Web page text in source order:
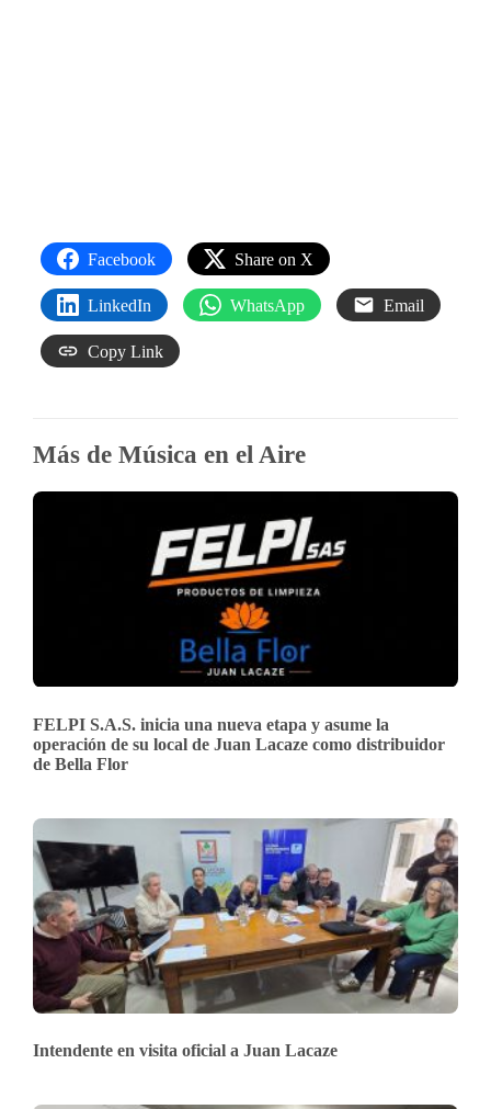
Facebook Share on X
LinkedIn WhatsApp Email
Copy Link
Más de Música en el Aire
FELPI S.A.S. inicia una nueva etapa y asume la
operación de su local de Juan Lacaze como distribuidor
de Bella Flor
Intendente en visita oficial a Juan Lacaze